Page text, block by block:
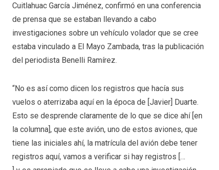
Cuitlahuac García Jiménez, confirmó en una conferencia
de prensa que se estaban llevando a cabo
investigaciones sobre un vehículo volador que se cree
estaba vinculado a El Mayo Zambada, tras la publicación
del periodista Benelli Ramírez.
“No es así como dicen los registros que hacía sus
vuelos o aterrizaba aquí en la época de [Javier] Duarte.
Esto se desprende claramente de lo que se dice ahí [en
la columna], que este avión, uno de estos aviones, que
tiene las iniciales ahí, la matrícula del avión debe tener
registros aquí, vamos a verificar si hay registros […